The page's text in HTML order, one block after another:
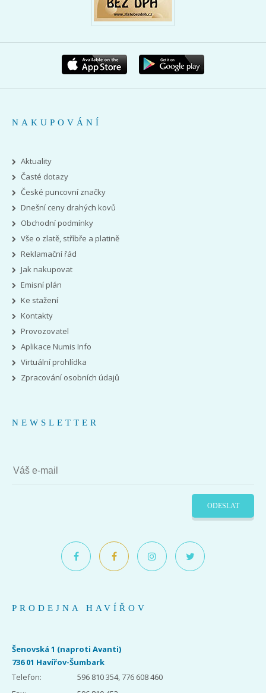
NAKUPOVÁNÍ
Aktuality
Časté dotazy
České puncovní značky
Dnešní ceny drahých kovů
Obchodní podmínky
Vše o zlatě, stříbře a platině
Reklamační řád
Jak nakupovat
Emisní plán
Ke stažení
Kontakty
Provozovatel
Aplikace Numis Info
Virtuální prohlídka
Zpracování osobních údajů
NEWSLETTER
ODESLAT
PRODEJNA HAVÍŘOV
Šenovská 1 (naproti Avanti)
736 01 Havířov-Šumbark
Telefon:
596 810 354, 776 608 460